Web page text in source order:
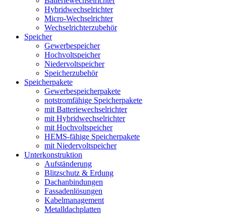
Hybridwechselrichter
Micro-Wechselrichter
Wechselrichterzubehör
Speicher
Gewerbespeicher
Hochvoltspeicher
Niedervoltspeicher
Speicherzubehör
Speicherpakete
Gewerbespeicherpakete
notstromfähige Speicherpakete
mit Batteriewechselrichter
mit Hybridwechselrichter
mit Hochvoltspeicher
HEMS-fähige Speicherpakete
mit Niedervoltspeicher
Unterkonstruktion
Aufständerung
Blitzschutz & Erdung
Dachanbindungen
Fassadenlösungen
Kabelmanagement
Metalldachplatten